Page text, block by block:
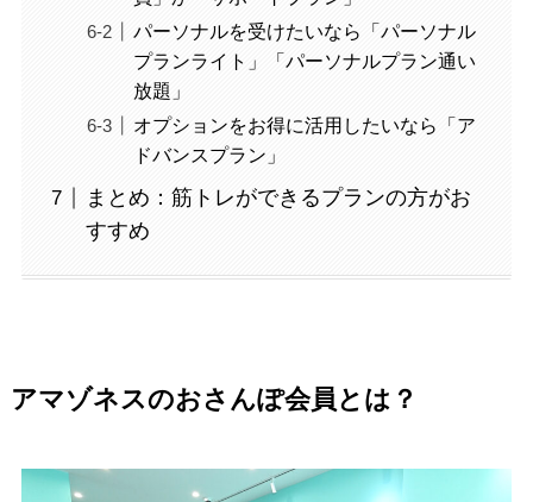
パーソナルを受けたいなら「パーソナル
プランライト」「パーソナルプラン通い
放題」
オプションをお得に活用したいなら「ア
ドバンスプラン」
まとめ：筋トレができるプランの方がお
すすめ
アマゾネスのおさんぽ会員とは？